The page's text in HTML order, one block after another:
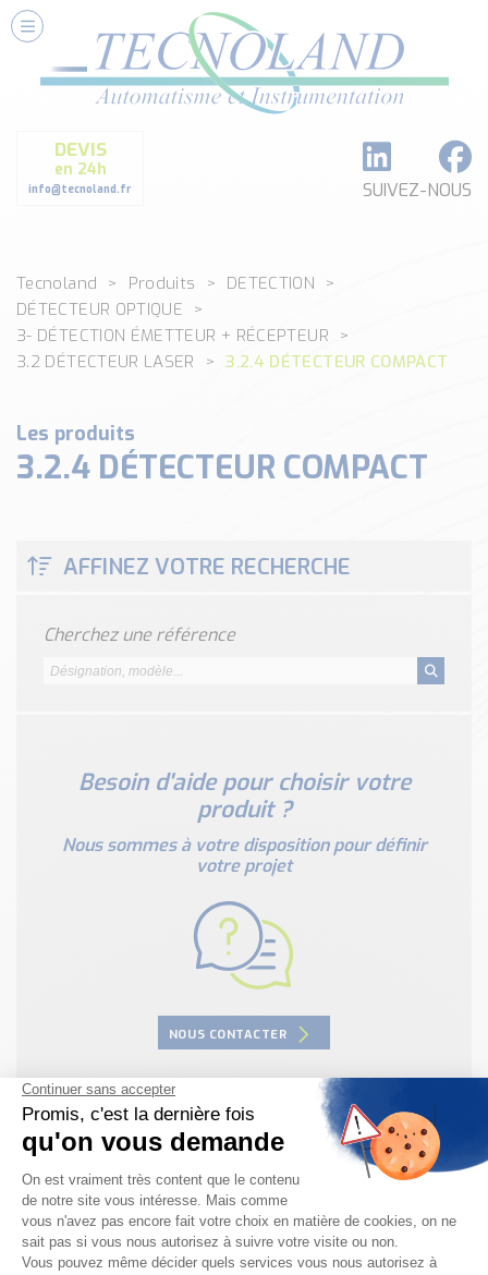
DEVIS
en 24h
info@tecnoland.fr SUIVEZ-NOUS
Nos Services
Conseils et Fourniture
Formation et Assistance
Architecture I-O Link multi fabricants
Classé par catégorie
DEBIT
DETECTION
ENREGISTREUR + ACQUISITION DE DONNEES
Voir toutes les catégories …
SICK
SCHMERSAL
Formulaire sonde température
Convertisseur de pression
Formulaire Débitmètre
Calculateur maintien en température
Calculateur Chauffage/Liquide/Gaz
Conseils et Actualités
Catalogue des essentiels pour les brasseries et micro-
Contact & Devis
Devis, Tarifs, Renseignements techniques
Tecnoland Produits
DETECTION
DÉTECTEUR OPTIQUE
3- DÉTECTION ÉMETTEUR + RÉCEPTEUR
3.2 DÉTECTEUR LASER
3.2.4 DÉTECTEUR COMPACT
Les produits
3.2.4 DÉTECTEUR COMPACT
AFFINEZ VOTRE RECHERCHE
Cherchez une référence
Besoin d'aide pour choisir votre
produit ?
Nous sommes à votre disposition pour définir
votre projet
NOUS CONTACTER
2 résultats